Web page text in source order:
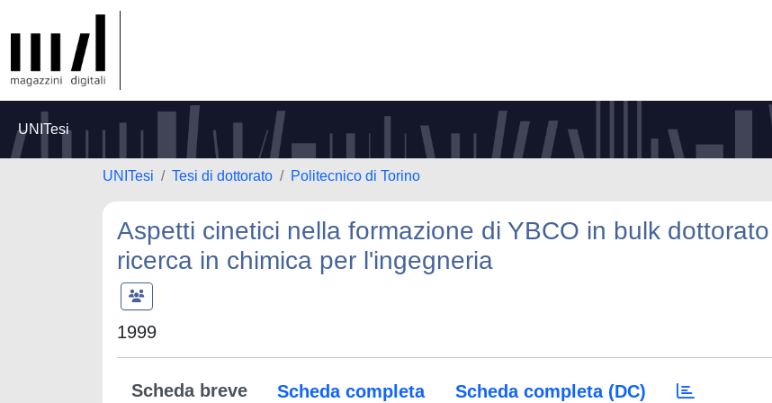
UNITesi
UNITesi Tesi di dottorato Politecnico di Torino
Aspetti cinetici nella formazione di YBCO in bulk
ricerca in chimica per l'ingegneria
1999
Scheda breve Scheda completa Scheda completa (DC)